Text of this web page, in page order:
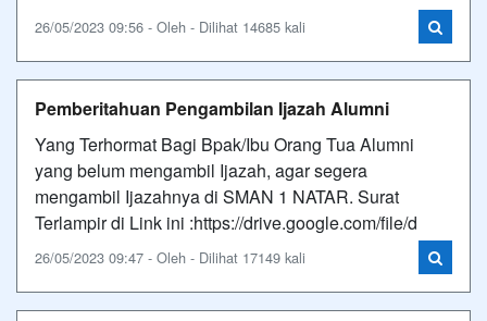
26/05/2023 09:56 - Oleh - Dilihat 14685 kali
Pemberitahuan Pengambilan Ijazah Alumni
Yang Terhormat Bagi Bpak/Ibu Orang Tua Alumni
yang belum mengambil Ijazah, agar segera
mengambil Ijazahnya di SMAN 1 NATAR. Surat
Terlampir di Link ini :https://drive.google.com/file/d
26/05/2023 09:47 - Oleh - Dilihat 17149 kali